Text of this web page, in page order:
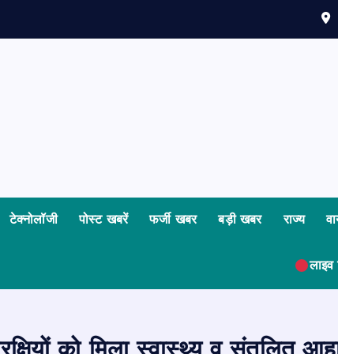
टेक्नोलॉजी पोस्ट खबरें फर्जी खबर बड़ी खबर राज्य
लाइव